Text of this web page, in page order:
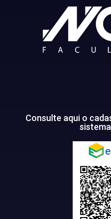
Consulte aqui o